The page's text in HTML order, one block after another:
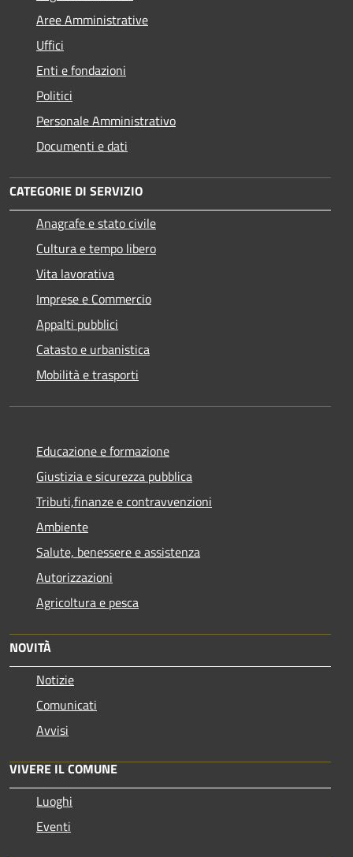
Aree Amministrative
Uffici
Enti e fondazioni
Politici
Personale Amministrativo
Documenti e dati
CATEGORIE DI SERVIZIO
Anagrafe e stato civile
Cultura e tempo libero
Vita lavorativa
Imprese e Commercio
Appalti pubblici
Catasto e urbanistica
Mobilità e trasporti
Educazione e formazione
Giustizia e sicurezza pubblica
Tributi,finanze e contravvenzioni
Ambiente
Salute, benessere e assistenza
Autorizzazioni
Agricoltura e pesca
NOVITÀ
Notizie
Comunicati
Avvisi
VIVERE IL COMUNE
Luoghi
Eventi